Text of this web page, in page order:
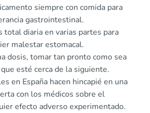
siempre con comida para
gastrointestinal.
total diaria en varias partes para
malestar estomacal.
dosis, tomar tan pronto como sea
esté cerca de la siguiente.
en España hacen hincapié en una
con los médicos sobre el
efecto adverso experimentado.